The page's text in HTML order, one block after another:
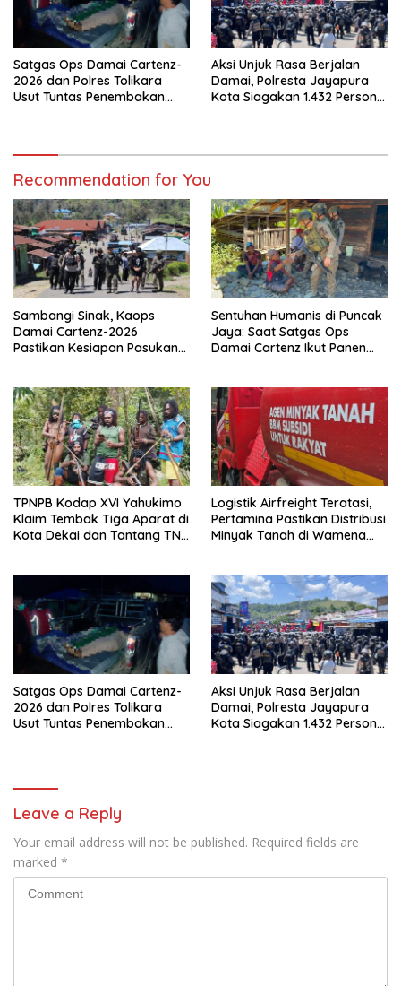
Satgas Ops Damai Cartenz-
2026 dan Polres Tolikara
Usut Tuntas Penembakan
Aksi Unjuk Rasa Berjalan
Damai, Polresta Jayapura
Kota Siagakan 1.432 Personel
Recommendation for You
Sambangi Sinak, Kaops
Damai Cartenz-2026
Pastikan Kesiapan Pasukan
Sentuhan Humanis di Puncak
Jaya: Saat Satgas Ops
Damai Cartenz Ikut Panen
TPNPB Kodap XVI Yahukimo
Klaim Tembak Tiga Aparat di
Kota Dekai dan Tantang TNI-
Logistik Airfreight Teratasi,
Pertamina Pastikan Distribusi
Minyak Tanah di Wamena
Satgas Ops Damai Cartenz-
2026 dan Polres Tolikara
Usut Tuntas Penembakan
Aksi Unjuk Rasa Berjalan
Damai, Polresta Jayapura
Kota Siagakan 1.432 Personel
Leave a Reply
Your email address will not be published. Required fields are
marked *